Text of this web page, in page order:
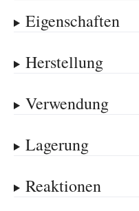
Eigenschaften
Herstellung
Verwendung
Lagerung
Reaktionen